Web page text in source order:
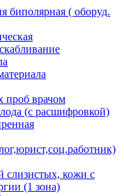
биполярная ( оборуд.
проб врачом
(с расшифровкой)
слизистых, кожи с
(1 зона)